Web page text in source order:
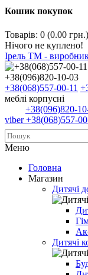
Кошик покупок
Товарів: 0 (0.00 грн.)
Нічого не куплено!
Ірель ТМ -
+38(068)557-00-11
меблі корпусні
+38(096)820-
viber +38(068)557-
Меню
Головна
Магазин
Дитячі
Дитячі